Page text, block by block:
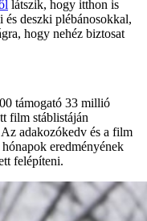
látszik, hogy itthon is
deszki plébánosokkal,
hogy nehéz biztosat
támogató 33 millió
film stáblistáján
adakozókedv és a film
eredményének
felépíteni.